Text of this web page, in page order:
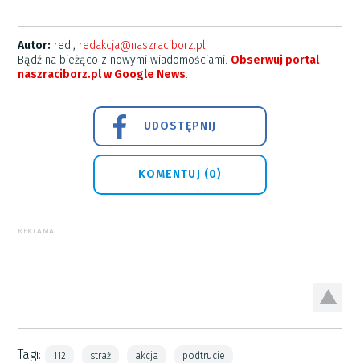
Autor: red., redakcja@naszraciborz.pl
Bądź na bieżąco z nowymi wiadomościami. Obserwuj portal
naszraciborz.pl w Google News.
UDOSTĘPNIJ
KOMENTUJ (0)
REKLAMA
Tagi: 112 straż akcja podtrucie